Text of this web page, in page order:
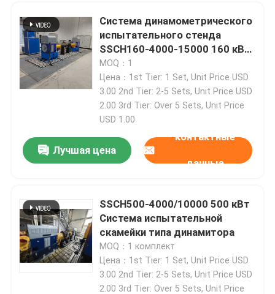
Система динамометрического
испытательного стенда
SSCH160-4000-15000 160 кВт
с редуктором чистого
электропривода
MOQ：1
Цена：1st Tier: 1 Set, Unit Price USD
3.00 2nd Tier: 2-5 Sets, Unit Price USD
2.00 3rd Tier: Over 5 Sets, Unit Price
USD 1.00
Лучшая цена
контактные
данные
SSCH500-4000/10000 500 кВт
Система испытательной
скамейки типа динамитора
MOQ：1 комплект
Цена：1st Tier: 1 Set, Unit Price USD
3.00 2nd Tier: 2-5 Sets, Unit Price USD
2.00 3rd Tier: Over 5 Sets, Unit Price